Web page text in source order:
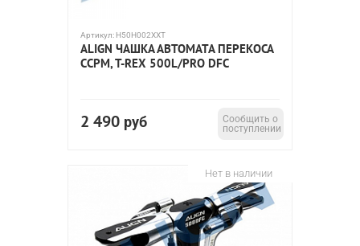
Артикул: H50H002XXT
ALIGN ЧАШКА АВТОМАТА ПЕРЕКОСА
CCPM, T-REX 500L/PRO DFC
2 490 руб
Сообщить о
поступлении
Нет в наличии